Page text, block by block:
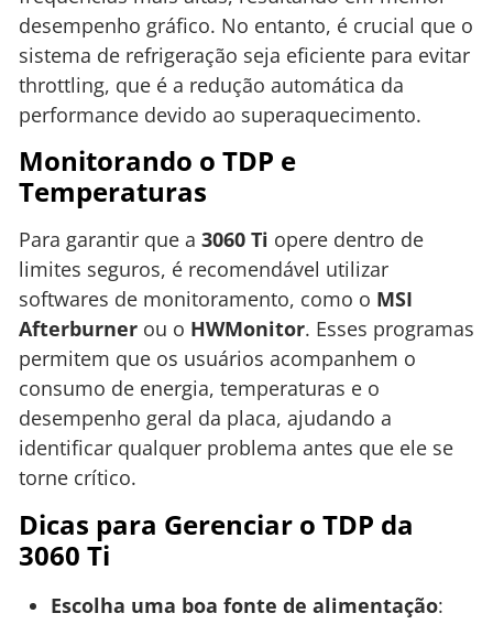
desempenho gráfico. No entanto, é crucial que o
sistema de refrigeração seja eficiente para evitar
throttling, que é a redução automática da
performance devido ao superaquecimento.
Monitorando o TDP e
Temperaturas
Para garantir que a 3060 Ti opere dentro de
limites seguros, é recomendável utilizar
softwares de monitoramento, como o MSI
Afterburner ou o HWMonitor. Esses programas
permitem que os usuários acompanhem o
consumo de energia, temperaturas e o
desempenho geral da placa, ajudando a
identificar qualquer problema antes que ele se
torne crítico.
Dicas para Gerenciar o TDP da
3060 Ti
Escolha uma boa fonte de alimentação: